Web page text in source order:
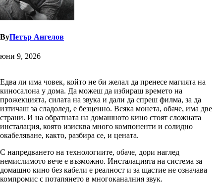
ByПетър Ангелов
юни 9, 2026
Едва ли има човек, който не би желал да пренесе магията на
киносалона у дома. Да можеш да избираш времето на
прожекцията, силата на звука и дали да спреш филма, за да
изтичаш за сладолед, е безценно. Всяка монета, обаче, има две
страни. И на обратната на домашното кино стоят сложната
инсталация, която изисква много компоненти и солидно
окабеляване, както, разбира се, и цената.
С напредването на технологиите, обаче, дори наглед
немислимото вече е възможно. Инсталацията на система за
домашно кино без кабели е реалност и за щастие не означава
компромис с потапянето в многоканалния звук.